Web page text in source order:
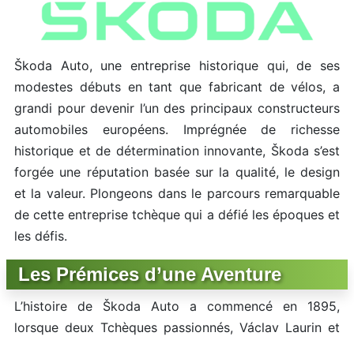
Škoda Auto, une entreprise historique qui, de ses
modestes débuts en tant que fabricant de vélos, a
grandi pour devenir l’un des principaux constructeurs
automobiles européens. Imprégnée de richesse
historique et de détermination innovante, Škoda s’est
forgée une réputation basée sur la qualité, le design
et la valeur. Plongeons dans le parcours remarquable
de cette entreprise tchèque qui a défié les époques et
les défis.
Les Prémices d’une Aventure
L’histoire de Škoda Auto a commencé en 1895,
lorsque deux Tchèques passionnés, Václav Laurin et